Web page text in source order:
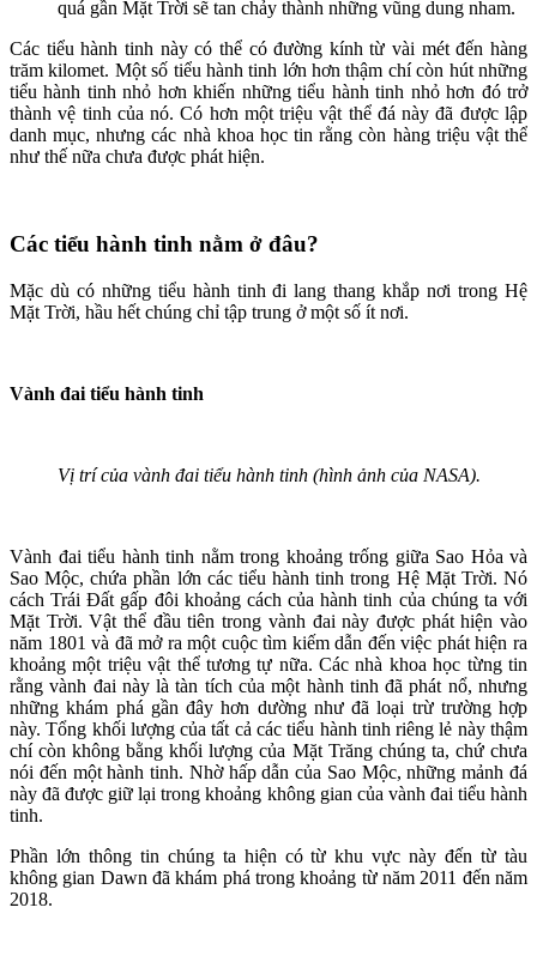
quá gần Mặt Trời sẽ tan chảy thành những vũng dung nham.
Các tiểu hành tinh này có thể có đường kính từ vài mét đến hàng
trăm kilomet. Một số tiểu hành tinh lớn hơn thậm chí còn hút những
tiểu hành tinh nhỏ hơn khiến những tiểu hành tinh nhỏ hơn đó trở
thành vệ tinh của nó. Có hơn một triệu vật thể đá này đã được lập
danh mục, nhưng các nhà khoa học tin rằng còn hàng triệu vật thể
như thế nữa chưa được phát hiện.
Các tiểu hành tinh nằm ở đâu?
Mặc dù có những tiểu hành tinh đi lang thang khắp nơi trong Hệ
Mặt Trời, hầu hết chúng chỉ tập trung ở một số ít nơi.
Vành đai tiểu hành tinh
Vị trí của vành đai tiểu hành tinh (hình ảnh của NASA).
Vành đai tiểu hành tinh nằm trong khoảng trống giữa Sao Hỏa và
Sao Mộc, chứa phần lớn các tiểu hành tinh trong Hệ Mặt Trời. Nó
cách Trái Đất gấp đôi khoảng cách của hành tinh của chúng ta với
Mặt Trời. Vật thể đầu tiên trong vành đai này được phát hiện vào
năm 1801 và đã mở ra một cuộc tìm kiếm dẫn đến việc phát hiện ra
khoảng một triệu vật thể tương tự nữa. Các nhà khoa học từng tin
rằng vành đai này là tàn tích của một hành tinh đã phát nổ, nhưng
những khám phá gần đây hơn dường như đã loại trừ trường hợp
này. Tổng khối lượng của tất cả các tiểu hành tinh riêng lẻ này thậm
chí còn không bằng khối lượng của Mặt Trăng chúng ta, chứ chưa
nói đến một hành tinh. Nhờ hấp dẫn của Sao Mộc, những mảnh đá
này đã được giữ lại trong khoảng không gian của vành đai tiểu hành
tinh.
Phần lớn thông tin chúng ta hiện có từ khu vực này đến từ tàu
không gian Dawn đã khám phá trong khoảng từ năm 2011 đến năm
2018.